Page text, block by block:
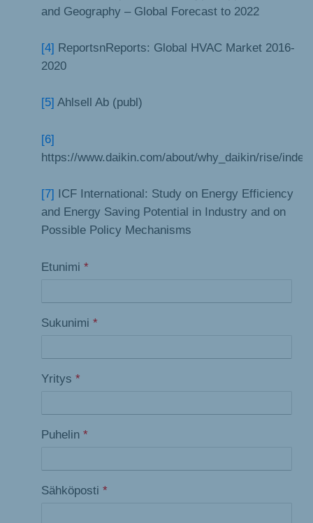
and Geography – Global Forecast to 2022
[4] ReportsnReports: Global HVAC Market 2016-
2020
[5] Ahlsell Ab (publ)
[6]
https://www.daikin.com/about/why_daikin/rise/
[7] ICF International: Study on Energy Efficiency
and Energy Saving Potential in Industry and on
Possible Policy Mechanisms
Etunimi *
Sukunimi *
Yritys *
Puhelin *
Sähköposti *